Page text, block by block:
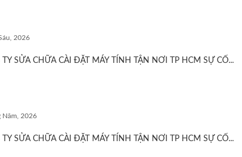
2026
TY SỬA CHỮA CÀI ĐẶT MÁY TÍNH TẬN NƠI TP HCM SỰ CỐ...
Năm, 2026
TY SỬA CHỮA CÀI ĐẶT MÁY TÍNH TẬN NƠI TP HCM SỰ CỐ...